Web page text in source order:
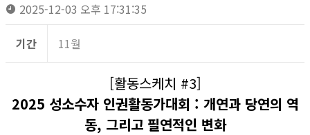
2025-12-03 오후 17:31:35
기간 11월
[활동스케치 #3]
2025 성소수자 인권활동가대회 : 개연과 당연의 역
동, 그리고 필연적인 변화